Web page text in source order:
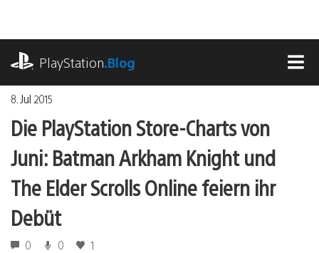
springen
PlayStation.Blog
8. Jul 2015
Die PlayStation Store-Charts von
Juni: Batman Arkham Knight und
The Elder Scrolls Online feiern ihr
Debüt
0 0 1